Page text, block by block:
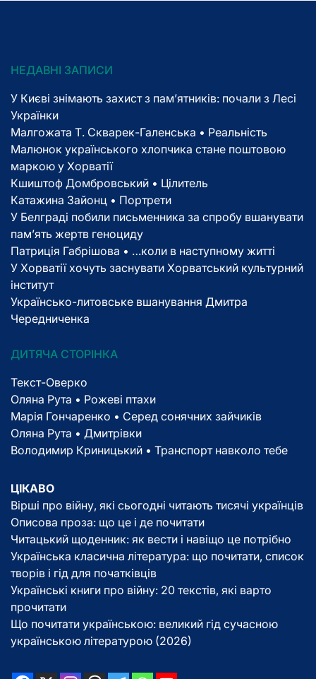
НЕДАВНІ ЗАПИСИ
У Києві знімають захист з пам’ятників: почали з Лесі
Українки
Малгожата Т. Скварек-Галенська • Реальність
Малюнок українського хлопчика стане поштовою
маркою у Хорватії
Кшиштоф Домбровський • Цілитель
Катажина Зайонц • Портрети
У Белграді побили письменника за спробу вшанувати
пам’ять жертв геноциду
Патриція Габрішова • …коли в наступному житті
У Хорватії хочуть заснувати Хорватський культурний
інститут
Українсько-литовське вшанування Дмитра
Чередниченка
ДИТЯЧА СТОРІНКА
Текст-Оверко
Оляна Рута • Рожеві птахи
Марія Гончаренко • Серед сонячних зайчиків
Оляна Рута • Дмитрівки
Володимир Криницький • Транспорт навколо тебе
ЦІКАВО
Вірші про війну, які сьогодні читають тисячі українців
Описова проза: що це і де почитати
Читацький щоденник: як вести і навіщо це потрібно
Українська класична література: що почитати, список
творів і гід для початківців
Українські книги про війну: 20 текстів, які варто
прочитати
Що почитати українською: великий гід сучасною
українською літературою (2026)